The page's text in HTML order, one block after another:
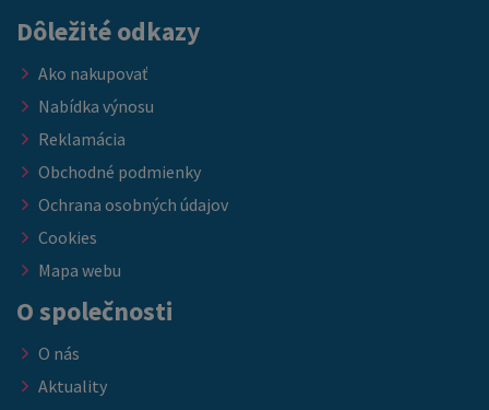
Dôležité odkazy
Ako nakupovať
Nabídka výnosu
Reklamácia
Obchodné podmienky
Ochrana osobných údajov
Cookies
Mapa webu
O společnosti
O nás
Aktuality